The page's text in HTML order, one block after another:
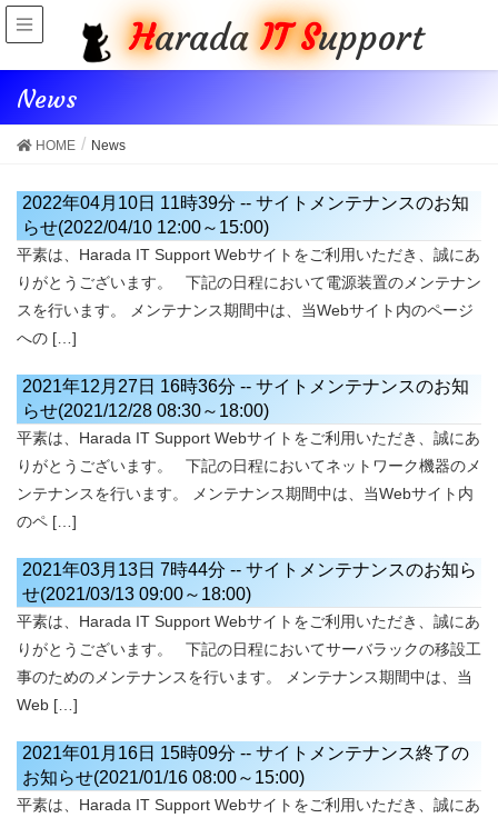
HaradaIT Support
News
HOME News
2022年04月10日 11時39分 -- サイトメンテナンスのお知
らせ(2022/04/10 12:00～15:00)
平素は、Harada IT Support Webサイトをご利用いただき、誠にあ
りがとうございます。 下記の日程において電源装置のメンテナン
スを行います。 メンテナンス期間中は、当Webサイト内のページ
への […]
2021年12月27日 16時36分 -- サイトメンテナンスのお知
らせ(2021/12/28 08:30～18:00)
平素は、Harada IT Support Webサイトをご利用いただき、誠にあ
りがとうございます。 下記の日程においてネットワーク機器のメ
ンテナンスを行います。 メンテナンス期間中は、当Webサイト内
のペ […]
2021年03月13日 7時44分 -- サイトメンテナンスのお知ら
せ(2021/03/13 09:00～18:00)
平素は、Harada IT Support Webサイトをご利用いただき、誠にあ
りがとうございます。 下記の日程においてサーバラックの移設工
事のためのメンテナンスを行います。 メンテナンス期間中は、当
Web […]
2021年01月16日 15時09分 -- サイトメンテナンス終了の
お知らせ(2021/01/16 08:00～15:00)
平素は、Harada IT Support Webサイトをご利用いただき、誠にあ